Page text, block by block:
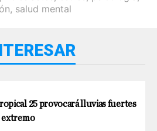
, salud mental
25 provocará lluvias fuertes
extremo